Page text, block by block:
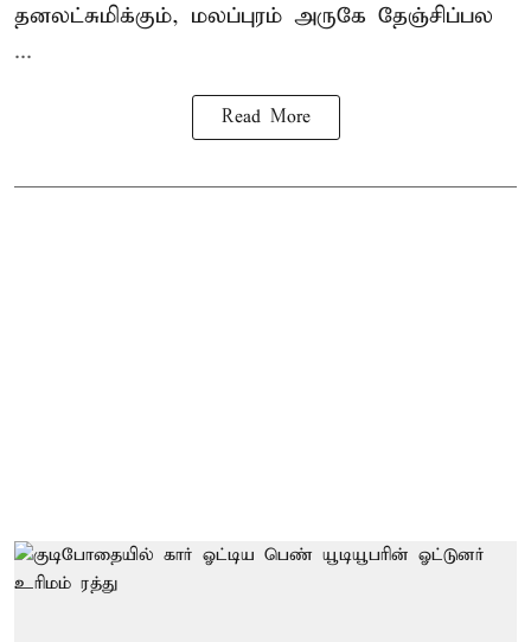
தனலட்சுமிக்கும், மலப்புரம் அருகே தேஞ்சிப்பல
...
Read More